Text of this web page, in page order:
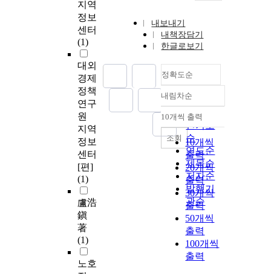
지역
정보
센터
(1)
대외
경제
정책
연구
원
지역
정보
센터
[편]
(1)
盧浩
鎭
著
(1)
노호
내보내기
내책장담기
한글로보기
정확도순
정확도
순
인기도
순
연도순
제목순
저자순
발행기
관순
내림차순
내림차순
10개씩 출력
10개씩
출력
20개씩
출력
30개씩
출력
50개씩
출력
100개씩
출력
조회